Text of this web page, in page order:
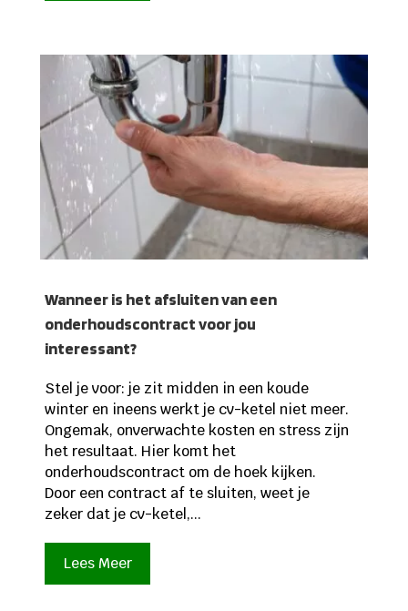
Wanneer is het afsluiten van een
onderhoudscontract voor jou
interessant?
Stel je voor: je zit midden in een koude
winter en ineens werkt je cv-ketel niet meer.
Ongemak, onverwachte kosten en stress zijn
het resultaat. Hier komt het
onderhoudscontract om de hoek kijken.
Door een contract af te sluiten, weet je
zeker dat je cv-ketel,...
Lees Meer